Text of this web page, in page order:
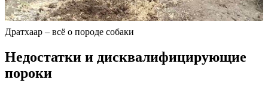
Дратхаар – всё о породе собаки
Недостатки и дисквалифицирующие
пороки